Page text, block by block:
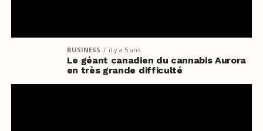
BUSINESS il y a 5 ans
Le géant canadien du cannabis Aurora
en très grande difficulté